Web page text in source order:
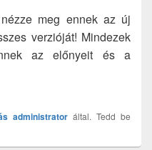
meg ennek az új
verzióját! Mindezek
az előnyeit és a
administrator által. Tedd be